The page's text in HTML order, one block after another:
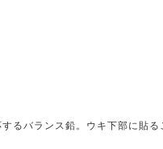
るバランス鉛。ウキ下部に貼